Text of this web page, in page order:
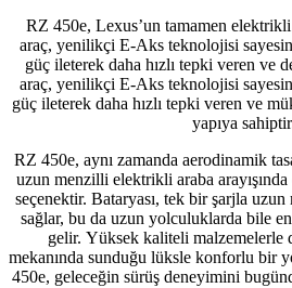
RZ 450e, Lexus’un tamamen elektrikli
araç, yenilikçi E-Aks teknolojisi
güç ileterek daha hızlı tepki veren ve
araç, yenilikçi E-Aks teknolojisi
güç ileterek daha hızlı tepki veren ve
yapıya
RZ 450e, aynı zamanda aerodinamik
uzun menzilli elektrikli araba
seçenektir. Bataryası, tek bir şarjla
sağlar, bu da uzun yolculuklarda bile
gelir. Yüksek kaliteli malzemelerle
mekanında sunduğu lüksle konforlu bir
450e, geleceğin sürüş deneyimini